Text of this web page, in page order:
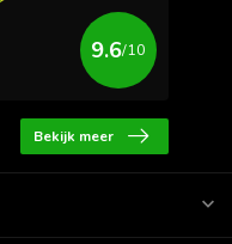
9.6/10
Bekijk meer